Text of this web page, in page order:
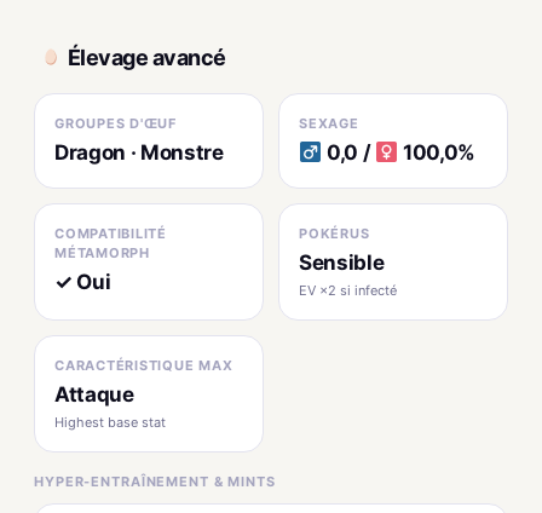
Élevage avancé
GROUPES D'ŒUF
Dragon · Monstre
SEXAGE
0,0 / 100,0%
COMPATIBILITÉ
MÉTAMORPH
✓ Oui
POKÉRUS
Sensible
EV ×2 si infecté
CARACTÉRISTIQUE MAX
Attaque
Highest base stat
HYPER-ENTRAÎNEMENT & MINTS